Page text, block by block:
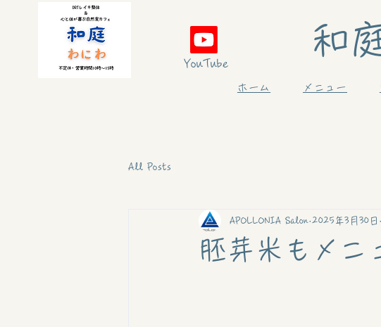
YouTube
和
ホーム メニュー
All Posts
胚芽米もメニ
APOLLONIA Salon 2025年3月30日